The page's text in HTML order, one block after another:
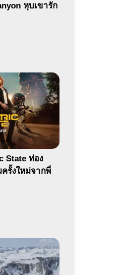
หุบเขารัก
State ท่อง
รั้งใหม่จากพี่